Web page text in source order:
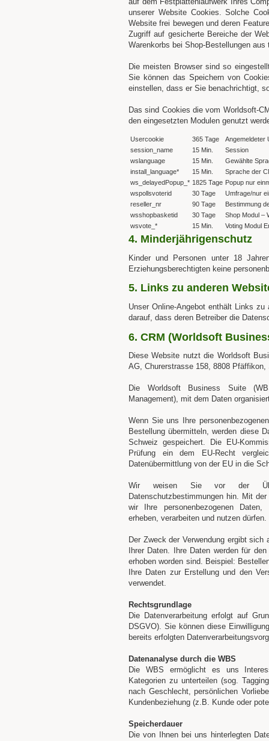
unserer Website Cookies. Solche
Website frei bewegen und deren
Zugriff auf gesicherte Bereiche der
Warenkorbs bei Shop-Bestellungen
Die meisten Browser sind so
Sie können das Speichern von
einstellen, dass er Sie benachrichtigt,
Das sind Cookies die vom Worldsoft-
den eingesetzten Modulen genutzt
Usercookie 365 Tage
Angemeldeter
session_name
15 Min.
Session
wslanguage
15 Min.
Gewählte
install_language*
15 Min.
Sprache der
ws_delayedPopup_* 1825 Tage Popup nur
wspollsvoterid
30 Tage
Umfrage/nur
reseller_nr
90 Tage
Bestimmung
wsshopbasketid
30 Tage
Shop Modul –
wsvote_*
15 Min. Voting Modul
4. Minderjährigenschutz
Kinder und Personen unter 18
Erziehungsberechtigten keine
5. Links zu anderen
Unser Online-Angebot enthält Links
darauf, dass deren Betreiber die
6. CRM (Worldsoft
Diese Website nutzt die Worldsoft
AG, Churerstrasse 158, 8808 Pfäffikon,
Die Worldsoft Business Suite
Management), mit dem Daten
Wenn Sie uns Ihre
Bestellung übermitteln, werden diese
Schweiz gespeichert. Die EU-
Prüfung ein dem EU-Recht
Datenübermittlung von der EU in die
Wir weisen Sie vor der
Datenschutzbestimmungen hin. Mit
wir Ihre personenbezogenen
erheben, verarbeiten und nutzen dürfen.
Der Zweck der Verwendung ergibt
Ihrer Daten. Ihre Daten werden für
erhoben worden sind. Beispiel:
Ihre Daten zur Erstellung und den
verwendet.
Rechtsgrundlage
Die Datenverarbeitung erfolgt auf
DSGVO). Sie können diese
bereits erfolgten
Datenanalyse durch die WBS
Die WBS ermöglicht es uns
Kategorien zu unterteilen (sog.
nach Geschlecht, persönlichen
Kundenbeziehung (z.B. Kunde oder
Speicherdauer
Die von Ihnen bei uns hinterlegten